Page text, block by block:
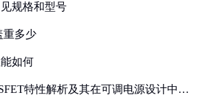
规格和型号
重多少
如何
特性解析及其在可调电源设计中的